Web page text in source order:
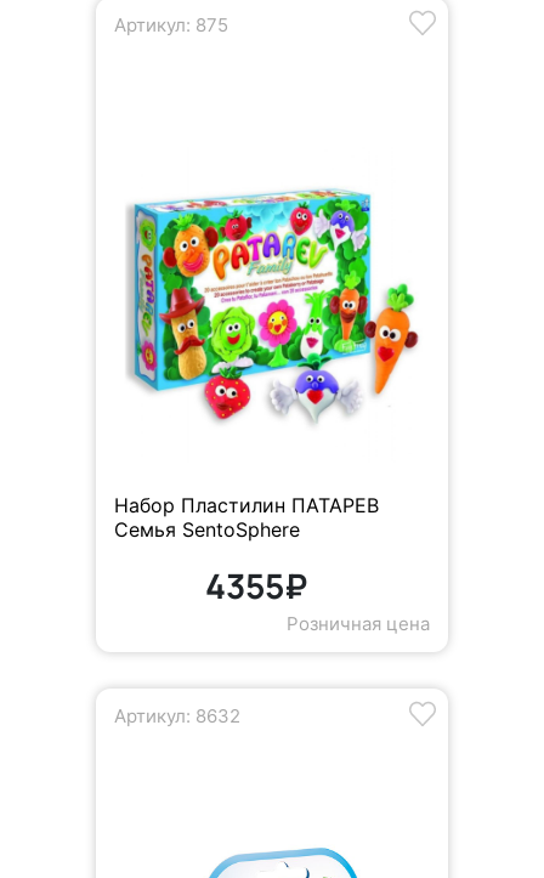
Артикул: 875
Набор Пластилин ПАТАРЕВ
Семья SentoSphere
4355₽
Розничная цена
Артикул: 8632